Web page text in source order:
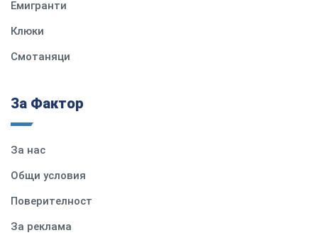
Емигранти
Клюки
Смотаняци
За Фактор
За нас
Общи условия
Поверителност
За реклама